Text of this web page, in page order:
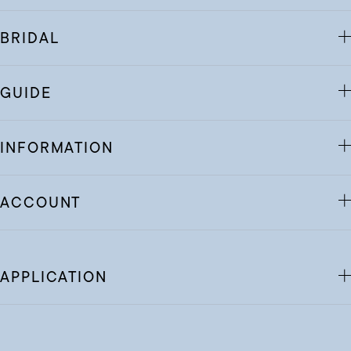
BRIDAL
GUIDE
INFORMATION
ACCOUNT
APPLICATION